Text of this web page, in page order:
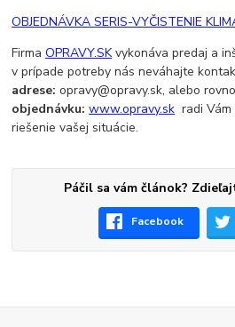
OBJEDNÁVKA SERIS-VYČISTENIE
FirmaOPRAVY.SKvykonáva predaj a
v prípade potreby nás neváhajte
adrese: opravy@opravy.sk, alebo
objednávku:www.opravy.sk radi
riešenie vašej situácie.
Páčil sa vám článok?
Facebook